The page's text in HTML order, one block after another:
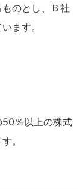
のとし、Ｂ社
ます。
％以上の株式
。